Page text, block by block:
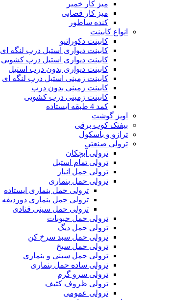
میز کار خمیر
میز کار قصابی
کنده ساطور
انواع کابینت
کابینت دکوراتیو
کابینت دیواری استیل درب لنگه ای
کابینت دیواری استیل درب کشویی
کابینت دیواری بدون درب استیل
کابینت زمینی استیل درب لنگه ای
کابینت زمینی بدون درب
کابینت زمینی درب کشویی
کمد 4 طبقه ایستاده
اویز گوشت
بیفتک کوب برقی
ترازو و باسکول
ترولی صنعتی
ترولی آبچکان
ترولی تمام استیل
ترولی حمل انبار
ترولی حمل بنماری
ترولی حمل بنماری ایستاده
ترولی حمل بنماری دوردیفه
ترولی حمل سینی قنادی
ترولی حمل حبوبات
ترولی حمل دیگ
ترولی حمل سبد سرخ کن
ترولی حمل سیخ
ترولی حمل سینی و بنماری
ترولی ساده حمل بنماری
ترولی سرو گرم
ترولی ظروف کثیف
ترولی عمومی